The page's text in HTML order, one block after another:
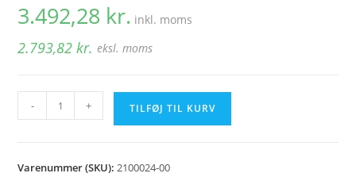
3.492,28 kr. inkl. moms
2.793,82kr. eksl. moms
Brænderrørsring
CPI
- + TILFØJ TIL KURV
Varenummer (SKU):2100024-00